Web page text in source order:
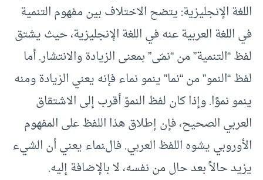
اللغة الإنجليزية: يتضح الاختلاف بين مفهوم التنمية
في اللغة العربية عنه في اللغة الإنجليزية، حيث يشتق
لفظ “التنمية” من “نمـّى” بمعنى الزيادة والانتشار. أما
لفظ “النمو” من “نما” ينمو نماء فإنه يعني الزيادة ومنه
ينمو نموًا. وإذا كان لفظ النموّ أقرب إلى الاشتقاق
العربي الصحيح، فإن إطلاق هذا اللفظ على المفهوم
الأوروبي يشوه اللفظ العربي. فالنماء يعني أن الشيء
يزيد حالاً بعد حال من نفسه، لا بالإضافة إليه.